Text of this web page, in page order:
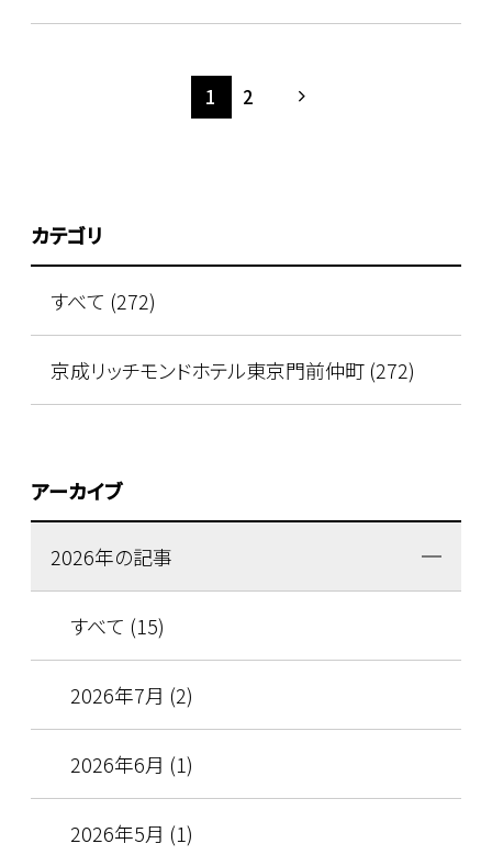
1 2
カテゴリ
すべて (272)
京成リッチモンドホテル東京門前仲町 (272)
アーカイブ
2026年の記事
すべて (15)
2026年7月 (2)
2026年6月 (1)
2026年5月 (1)